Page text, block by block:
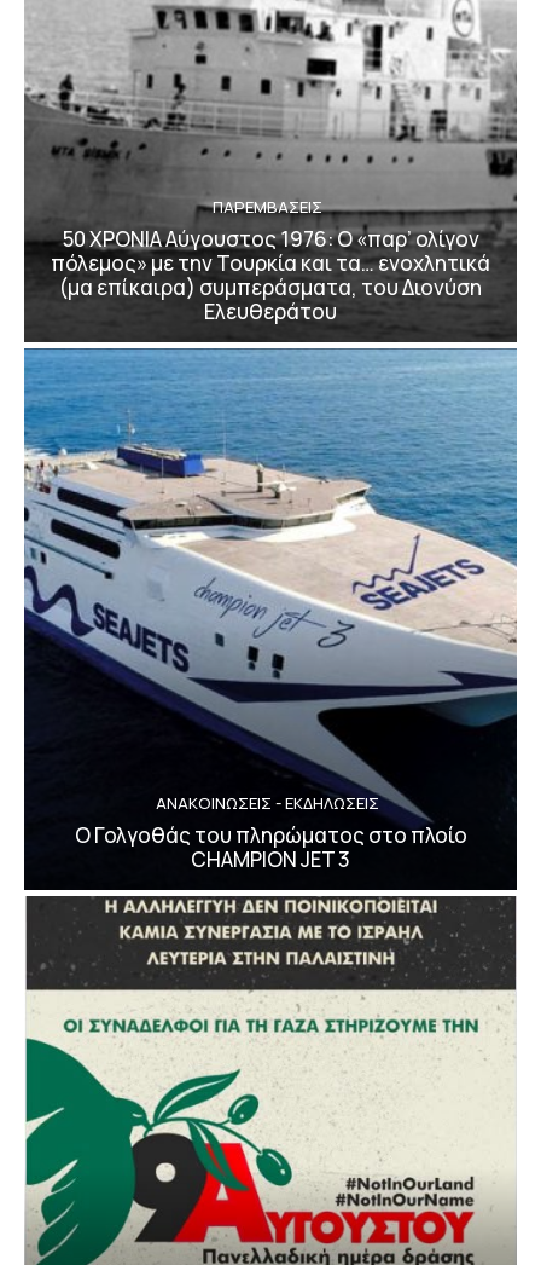
ΠΑΡΕΜΒΑΣΕΙΣ
50 ΧΡΟΝΙΑ Αύγουστος 1976: Ο «παρ’ ολίγον
πόλεμος» με την Τουρκία και τα… ενοχλητικά
(μα επίκαιρα) συμπεράσματα, του Διονύση
Ελευθεράτου
ΑΝΑΚΟΙΝΩΣΕΙΣ - ΕΚΔΗΛΩΣΕΙΣ
Ο Γολγοθάς του πληρώματος στο πλοίο
CHAMPION JET 3